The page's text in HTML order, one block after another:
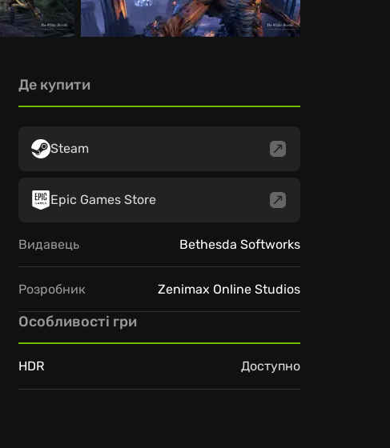
Де купити
Steam
Epic Games Store
Видавець Bethesda Softworks
Розробник Zenimax Online Studios
Особливості гри
HDR Доступно